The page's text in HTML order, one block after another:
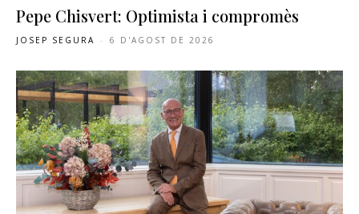
Pepe Chisvert: Optimista i compromès
JOSEP SEGURA - 6 D'AGOST DE 2026